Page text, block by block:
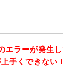
エラーが発生
手くできない！